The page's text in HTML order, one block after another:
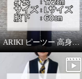
ARIKI ピーツー 高身長スタッフがはいてみました！